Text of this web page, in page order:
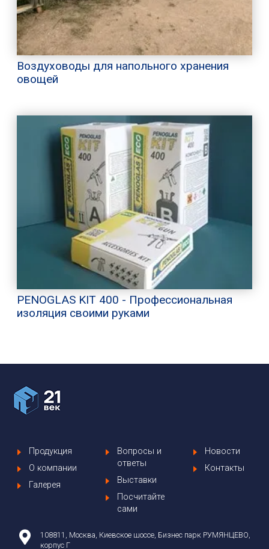
Воздуховоды для напольного хранения
овощей
PENOGLAS KIT 400 - Профессиональная
изоляция своими руками
Продукция
О компании
Галерея
Вопросы и
ответы
Выставки
Посчитайте
сами
Новости
Контакты
108811, Москва, Киевское шоссе, Бизнес парк РУМЯНЦЕВО,
корпус Г